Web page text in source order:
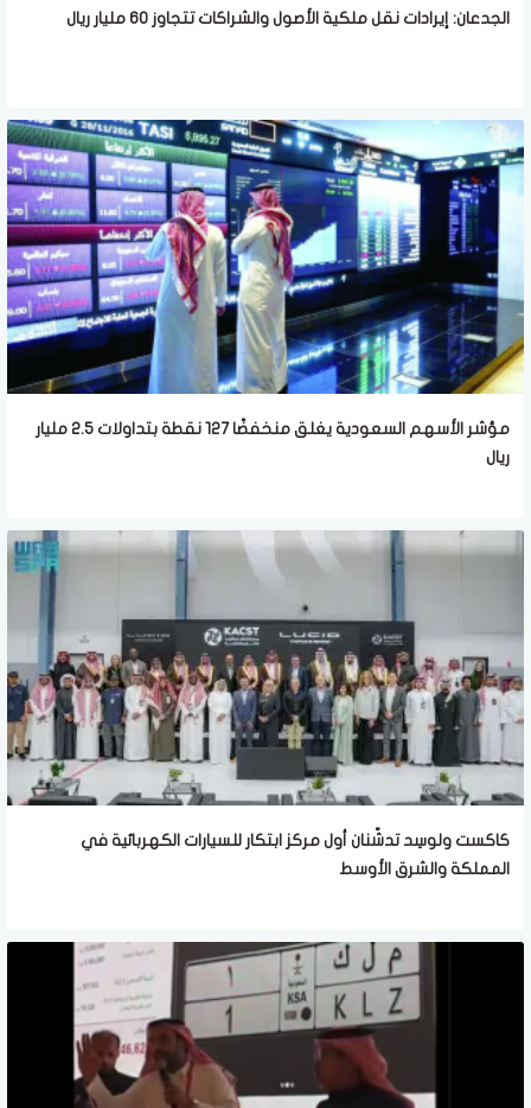
الجدعان: إيرادات نقل ملكية الأصول والشراكات تتجاوز 60 مليار ريال
مؤشر الأسهم السعودية يغلق منخفضًا 127 نقطة بتداولات 2.5 مليار
ريال
كاكست ولوسِد تدشّنان أول مركز ابتكار للسيارات الكهربائية في
المملكة والشرق الأوسط